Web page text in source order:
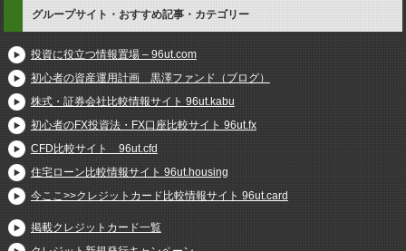
グループサイト・おすすめ記事・カテゴリー
投資に役立つ情報置場 – 96ut.com
初心者の資産運用計画 黒澤ファンド（ブログ）
株式・証券会社比較情報サイト 96ut.kabu
初心者のFX投資法・FX口座比較サイト 96ut.fx
CFD比較サイト 96ut.cfd
住宅ローン比較情報サイト 96ut.housing
今ここ>>クレジットカード比較情報サイト 96ut.card
掲載クレジットカード一覧